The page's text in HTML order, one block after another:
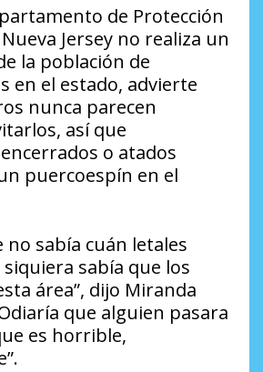
de Protección
Jersey no realiza un
la población de
en el estado, advierte
nunca parecen
así que
o atados
puercoespín en el
no sabía cuán letales
sabía que los
área”, dijo Miranda
que alguien pasara
es horrible,